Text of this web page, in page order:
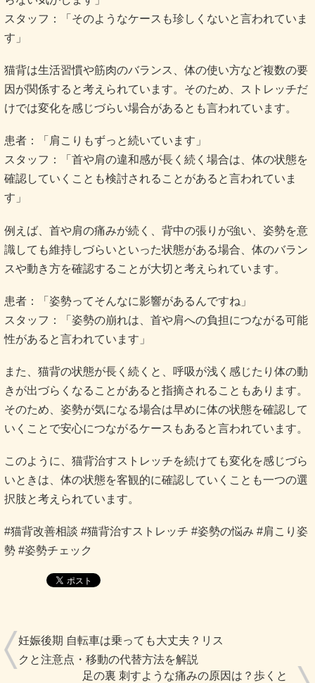
スタッフ：「そのようなケースも珍しくないと言われていま
す」
猫背は生活習慣や筋肉のバランス、体の使い方など複数の要
因が関係すると考えられています。そのため、ストレッチだ
けでは変化を感じづらい場合があるとも言われています。
患者：「肩こりもずっと続いています」
スタッフ：「首や肩の違和感が長く続く場合は、体の状態を
確認していくことも検討されることがあると言われていま
す」
例えば、首や肩の痛みが続く、背中の張りが強い、姿勢を意
識しても維持しづらいといった状態がある場合、体のバラン
スや動き方を確認することが大切と考えられています。
患者：「姿勢ってそんなに影響があるんですね」
スタッフ：「姿勢の崩れは、首や肩への負担につながる可能
性があると言われています」
また、猫背の状態が長く続くと、呼吸が浅く感じたり体の動
きが出づらくなることがあると指摘されることもあります。
そのため、姿勢が気になる場合は早めに体の状態を確認して
いくことで安心につながるケースもあると言われています。
このように、猫背治すストレッチを続けても変化を感じづら
いときは、体の状態を客観的に確認していくことも一つの選
択肢と考えられています。
#猫背改善相談 #猫背治すストレッチ #姿勢の悩み #肩こり姿
勢 #姿勢チェック
妊娠後期 自転車は乗っても大丈夫？リス
クと注意点・移動の代替方法を解説
足の裏 刺すような痛みの原因は？歩くと